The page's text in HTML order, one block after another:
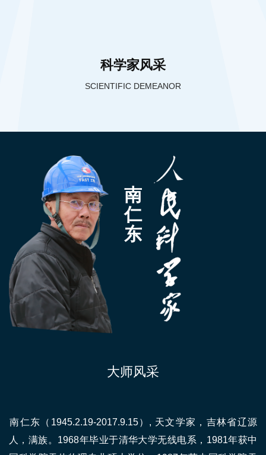
科学家风采
SCIENTIFIC DEMEANOR
南
仁
东
大师风采
​南仁东（1945.2.19-2017.9.15）, 天文学家，吉林省辽源
人，满族。1968年毕业于清华大学无线电系，1981年获中